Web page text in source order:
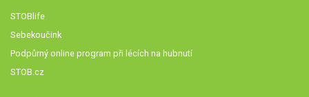
STOBlife
Sebekoučink
Podpůrný online program při lécích na hubnutí
STOB.cz